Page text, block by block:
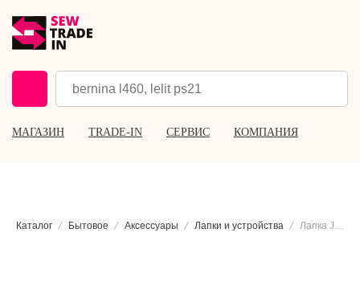
МАГАЗИН TRADE-IN СЕРВИС КОМПАНИЯ
Каталог Бытовое Аксессуары Лапки и устройства